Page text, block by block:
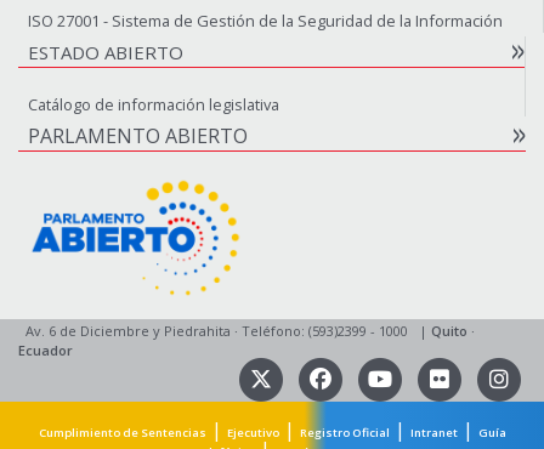
ISO 27001 - Sistema de Gestión de la Seguridad de la Información
ESTADO ABIERTO
Catálogo de información legislativa
PARLAMENTO ABIERTO
Av. 6 de Diciembre y Piedrahita · Teléfono: (593)2399 - 1000 | Quito ·
Ecuador
Cumplimiento de Sentencias | Ejecutivo| Registro Oficial | Intranet|
Guía